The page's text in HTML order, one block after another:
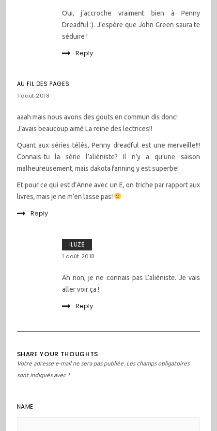
Oui, j’accroche vraiment bien à Penny
Dreadful :). J’espère que John Green saura te
séduire !
Reply
AU FIL DES PAGES
1 août 2018
aaah mais nous avons des gouts en commun dis donc!
J’avais beaucoup aimé La reine des lectrices!!
Quant aux séries télés, Penny dreadful est une merveille!!!
Connais-tu la série l’aliéniste? Il n’y a qu’une saison
malheureusement, mais dakota fanning y est superbe!
Et pour ce qui est d’Anne avec un E, on triche par rapport aux
livres, mais je ne m’en lasse pas!
Reply
ILUZE
1 août 2018
Ah non, je ne connais pas L’aliéniste. Je vais
aller voir ça !
Reply
SHARE YOUR THOUGHTS
Votre adresse e-mail ne sera pas publiée. Les champs obligatoires
sont indiqués avec *
NAME